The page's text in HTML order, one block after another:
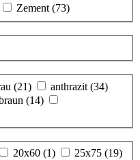
Zement (73)
(21) anthrazit (34)
(14)
20x60 (1) 25x75 (19)